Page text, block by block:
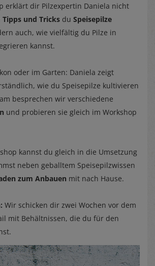
erklärt dir Pilzexpertin Daniela nicht
Tipps und Tricks du Speisepilze
auch, wie vielfältig du Pilze in
kannst.
oder im Garten: Daniela zeigt
wie du Speisepilze kultivieren
besprechen wir verschiedene
und probieren sie gleich im Workshop
kannst du gleich in die Umsetzung
neben geballtem Speisepilzwissen
zum Anbauen mit nach Hause.
Wir schicken dir zwei Wochen vor dem
mit Behältnissen, die du für den